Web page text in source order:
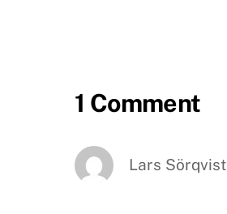
1 Comment
Lars Sörqvist